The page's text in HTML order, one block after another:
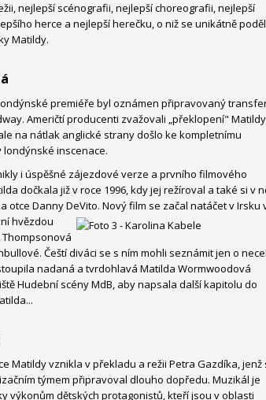
nejlepší scénografii, nejlepší choreografii, nejlepší
herce a nejlepší herečku, o niž se unikátně
Matildy.
premiéře byl oznámen připravovaný
Američtí producenti zvažovali „překlopení"
na nátlak anglické strany došlo ke kompletnímu
inscenace.
i úspěšné zájezdové verze a prvního filmového
dočkala již v roce 1996, kdy jej režíroval a také si v
otce Danny DeVito. Nový film se začal natáčet v Irsku
hvězdou
Čeští diváci se s ním mohli seznámit jen o
nadaná a tvrdohlavá Matilda Wormwoodová
Hudební scény MdB, aby napsala další kapitolu do
Matildy vznikla v překladu a režii Petra Gazdíka, jenž
týmem připravoval dlouho dopředu. Muzikál je
výkonům dětských protagonistů, kteří jsou v oblasti